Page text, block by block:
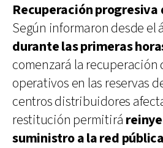
Recuperación
Según informaron desde el
durante las primeras
comenzará la recuperación
operativos en las reservas
centros distribuidores
restitución permitirá
suministro a la red pública